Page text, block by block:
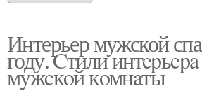
Интерьер мужской
году. Cтили
мyжcкoй кoмнaты